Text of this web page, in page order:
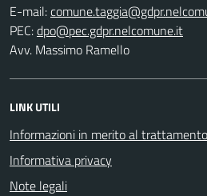
E-mail:
PEC:
Avv. Massimo Ramello
LINK UTILI
Informazioni in merito al
Informativa privacy
Note legali